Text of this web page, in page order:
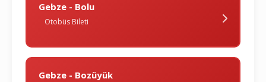
Gebze - Bolu
Otobüs Bileti
Gebze - Bozüyük